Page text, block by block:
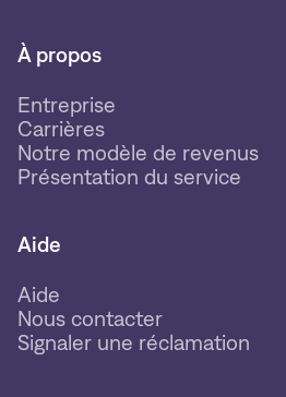
À propos
Entreprise
Carrières
Notre modèle de revenus
Présentation du service
Aide
Aide
Nous contacter
Signaler une réclamation